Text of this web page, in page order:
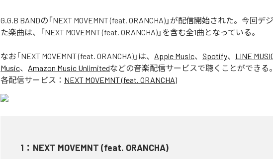
G.G.B BANDの「NEXT MOVEMNT (feat. ORANCHA)」が配信開始された。今回デ
た楽曲は、「NEXT MOVEMNT (feat. ORANCHA)」を含む全1曲となっている。
なお「NEXT MOVEMNT (feat. ORANCHA) 」は、 Apple Music、 Spotify、 LINE
Music、 Amazon Music Unlimitedなどの音楽配信サービスで聴くことができる。
各配信サービス： NEXT MOVEMNT (feat. ORANCHA)
1 ： NEXT MOVEMNT (feat. ORANCHA)